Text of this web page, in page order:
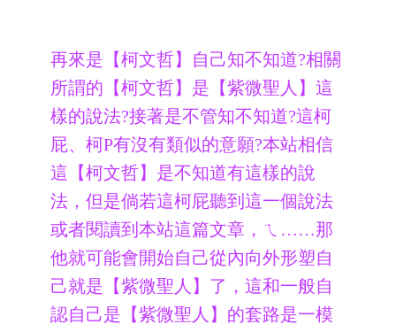
再來是【柯文哲】自己知不知道?相關
所謂的【柯文哲】是【紫微聖人】這
樣的說法?接著是不管知不知道?這柯
屁、柯P有沒有類似的意願?本站相信
這【柯文哲】是不知道有這樣的說
法，但是倘若這柯屁聽到這一個說法
或者閱讀到本站這篇文章，ㄟ……那
他就可能會開始自己從內向外形塑自
己就是【紫微聖人】了，這和一般自
認自己是【紫微聖人】的套路是一模